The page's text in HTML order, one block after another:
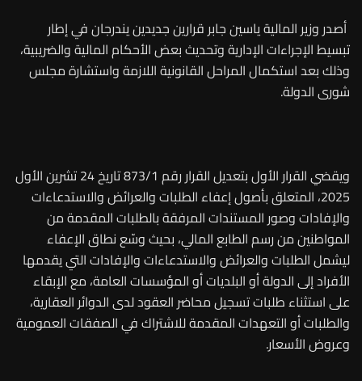
أصدر وزير المالية ياسين جابر قرارين جديدين يندرجان في إطار
تبسيط الإجراءات الإدارية وتحديث بعض الأحكام المالية والضريبية،
وذلك بعد استكمال المراحل القانونية اللازمة واستشارة مجلس
شورى الدولة.
ويقضي القرار الأول بتعديل القرار رقم 873/1 تاريخ 24 تشرين الأول
2025، المتعلق بأصول إعفاء الطلبات والعرائض والاستدعاءات
والإفادات وصور المستندات المرفقة بالطلبات المقدمة من
المواطنين من رسم الطابع المالي، بحيث وسّع نطاق الإعفاء
ليشمل الطلبات والعرائض والاستدعاءات والإفادات التي يقدمها
الأفراد إلى الدولة أو البلديات أو المؤسسات العامة، مع الإبقاء
على استثناء طلبات تسجيل محاضر العقود لدى الدوائر العقارية،
والطلبات أو التعهدات المقدمة للاشتراك في الصفقات العمومية
وعروض الأسعار.